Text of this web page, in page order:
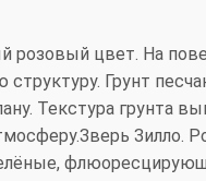
розовый цвет. На
Грунт
Текстура грунта
Зилло.
зелёные,